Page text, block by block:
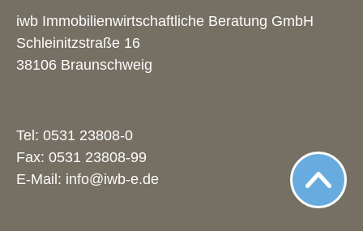
iwb Immobilienwirtschaftliche Beratung GmbH
Schleinitzstraße 16
38106 Braunschweig
Tel: 0531 23808-0
Fax: 0531 23808-99
E-Mail: info@iwb-e.de